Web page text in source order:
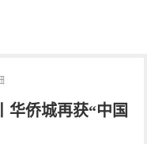
华侨城再获“中国